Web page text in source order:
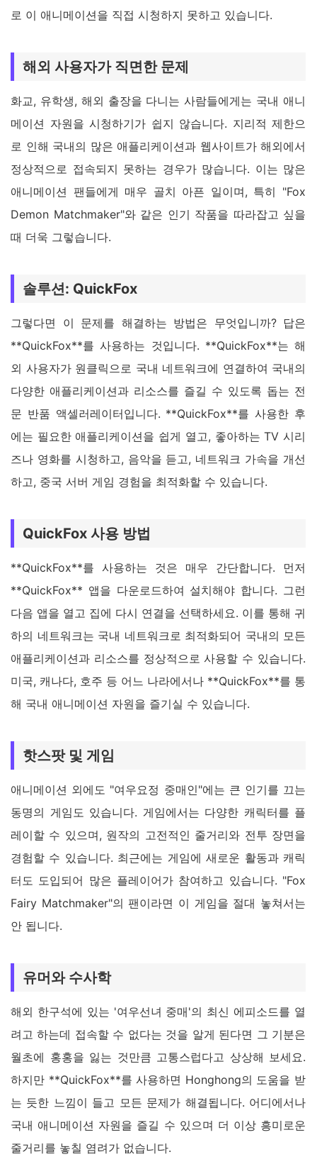
로 이 애니메이션을 직접 시청하지 못하고 있습니다.
해외 사용자가 직면한 문제
화교, 유학생, 해외 출장을 다니는 사람들에게는 국내 애니
메이션 자원을 시청하기가 쉽지 않습니다. 지리적 제한으
로 인해 국내의 많은 애플리케이션과 웹사이트가 해외에서
정상적으로 접속되지 못하는 경우가 많습니다. 이는 많은
애니메이션 팬들에게 매우 골치 아픈 일이며, 특히 "Fox
Demon Matchmaker"와 같은 인기 작품을 따라잡고 싶을
때 더욱 그렇습니다.
솔루션: QuickFox
그렇다면 이 문제를 해결하는 방법은 무엇입니까? 답은
**QuickFox**를 사용하는 것입니다. **QuickFox**는 해
외 사용자가 원클릭으로 국내 네트워크에 연결하여 국내의
다양한 애플리케이션과 리소스를 즐길 수 있도록 돕는 전
문 반품 액셀러레이터입니다. **QuickFox**를 사용한 후
에는 필요한 애플리케이션을 쉽게 열고, 좋아하는 TV 시리
즈나 영화를 시청하고, 음악을 듣고, 네트워크 가속을 개선
하고, 중국 서버 게임 경험을 최적화할 수 있습니다.
QuickFox 사용 방법
**QuickFox**를 사용하는 것은 매우 간단합니다. 먼저
**QuickFox** 앱을 다운로드하여 설치해야 합니다. 그런
다음 앱을 열고 집에 다시 연결을 선택하세요. 이를 통해 귀
하의 네트워크는 국내 네트워크로 최적화되어 국내의 모든
애플리케이션과 리소스를 정상적으로 사용할 수 있습니다.
미국, 캐나다, 호주 등 어느 나라에서나 **QuickFox**를 통
해 국내 애니메이션 자원을 즐기실 수 있습니다.
핫스팟 및 게임
애니메이션 외에도 "여우요정 중매인"에는 큰 인기를 끄는
동명의 게임도 있습니다. 게임에서는 다양한 캐릭터를 플
레이할 수 있으며, 원작의 고전적인 줄거리와 전투 장면을
경험할 수 있습니다. 최근에는 게임에 새로운 활동과 캐릭
터도 도입되어 많은 플레이어가 참여하고 있습니다. "Fox
Fairy Matchmaker"의 팬이라면 이 게임을 절대 놓쳐서는
안 됩니다.
유머와 수사학
해외 한구석에 있는 '여우선녀 중매'의 최신 에피소드를 열
려고 하는데 접속할 수 없다는 것을 알게 된다면 그 기분은
월초에 홍홍을 잃는 것만큼 고통스럽다고 상상해 보세요.
하지만 **QuickFox**를 사용하면 Honghong의 도움을 받
는 듯한 느낌이 들고 모든 문제가 해결됩니다. 어디에서나
국내 애니메이션 자원을 즐길 수 있으며 더 이상 흥미로운
줄거리를 놓칠 염려가 없습니다.